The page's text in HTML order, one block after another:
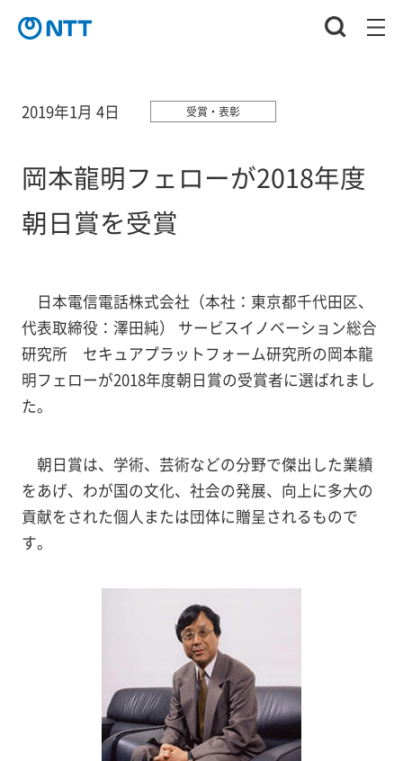
2019年1月 4日 受賞・表彰
岡本龍明フェローが2018年度
朝日賞を受賞
日本電信電話株式会社（本社：東京都千代田区、
代表取締役：澤田純） サービスイノベーション総合
研究所 セキュアプラットフォーム研究所の岡本龍
明フェローが2018年度朝日賞の受賞者に選ばれまし
た。
朝日賞は、学術、芸術などの分野で傑出した業績
をあげ、わが国の文化、社会の発展、向上に多大の
貢献をされた個人または団体に贈呈されるもので
す。